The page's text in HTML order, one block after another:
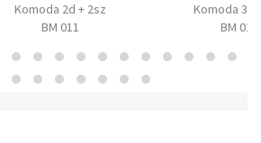
Komoda 2d + 2sz
BM 011
Komoda 3d
BM 017